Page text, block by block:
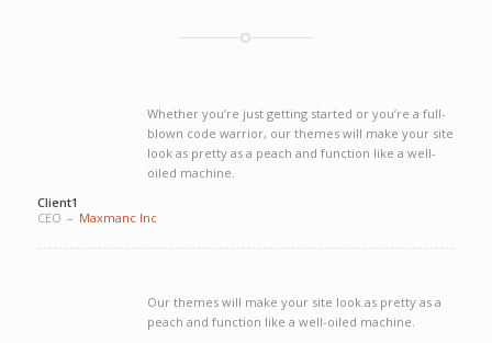
Whether you’re just getting started or you’re a full-
blown code warrior, our themes will make your site
look as pretty as a peach and function like a well-
oiled machine.
Client1
CEO – Maxmanc Inc
Our themes will make your site look as pretty as a
peach and function like a well-oiled machine.